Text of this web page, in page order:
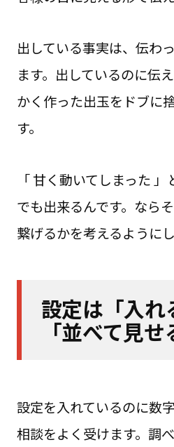
出している事実は、伝わ
ます。出しているのに伝
かく作った出玉をドブに
す。
「 甘く動いてしまった
でも出来るんです。なら
繋げるかを考えるように
設定は「入れ
「並べて見
設定を入れているのに数
相談をよく受けます。調